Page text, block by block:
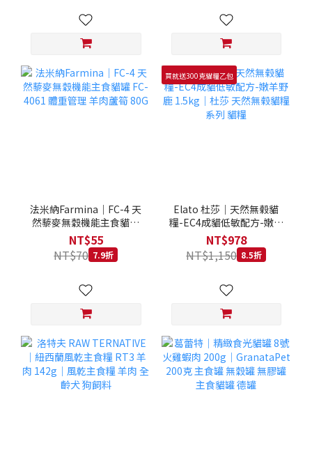
法米納Farmina｜FC-4 天
然藜麥無穀機能主食貓罐
FC-4061 體重管理 羊肉蘆
筍 80G
NT$55
NT$70 7.9折
買就送300克貓糧乙包
Elato 杜莎｜天然無榖貓
糧-EC4成貓低敏配方-嫩羊
野鹿 1.5kg｜杜莎 天然無
榖貓糧系列 貓糧
NT$978
NT$1,150 8.5折